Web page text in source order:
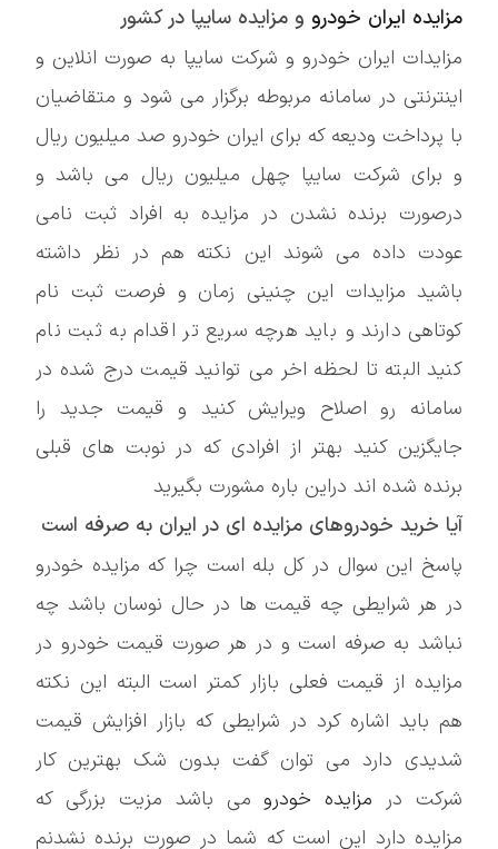
مزایده ایران خودرو و مزایده سایپا در کشور
مزایدات ایران خودرو و شرکت سایپا به صورت انلاین و
اینترنتی در سامانه مربوطه برگزار می شود و متقاضیان
با پرداخت ودیعه که برای ایران خودرو صد میلیون ریال
و برای شرکت سایپا چهل میلیون ریال می باشد و
درصورت برنده نشدن در مزایده به افراد ثبت نامی
عودت داده می شوند این نکته هم در نظر داشته
باشید مزایدات این چنینی زمان و فرصت ثبت نام
کوتاهی دارند و باید هرچه سریع تر اقدام به ثبت نام
کنید البته تا لحظه اخر می توانید قیمت درج شده در
سامانه رو اصلاح ویرایش کنید و قیمت جدید را
جایگزین کنید بهتر از افرادی که در نوبت های قبلی
برنده شده اند دراین باره مشورت بگیرید
آیا خرید خودروهای مزایده ای در ایران به صرفه است
پاسخ این سوال در کل بله است چرا که مزایده خودرو
در هر شرایطی چه قیمت ها در حال نوسان باشد چه
نباشد به صرفه است و در هر صورت قیمت خودرو در
مزایده از قیمت فعلی بازار کمتر است البته این نکته
هم باید اشاره کرد در شرایطی که بازار افزایش قیمت
شدیدی دارد می توان گفت بدون شک بهترین کار
شرکت در مزایده خودرو می باشد مزیت بزرگی که
مزایده دارد این است که شما در صورت برنده نشدنم